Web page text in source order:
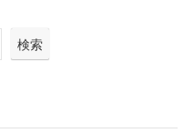
検索